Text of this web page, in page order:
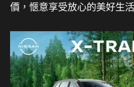
價，愜意享受放心的美好生活